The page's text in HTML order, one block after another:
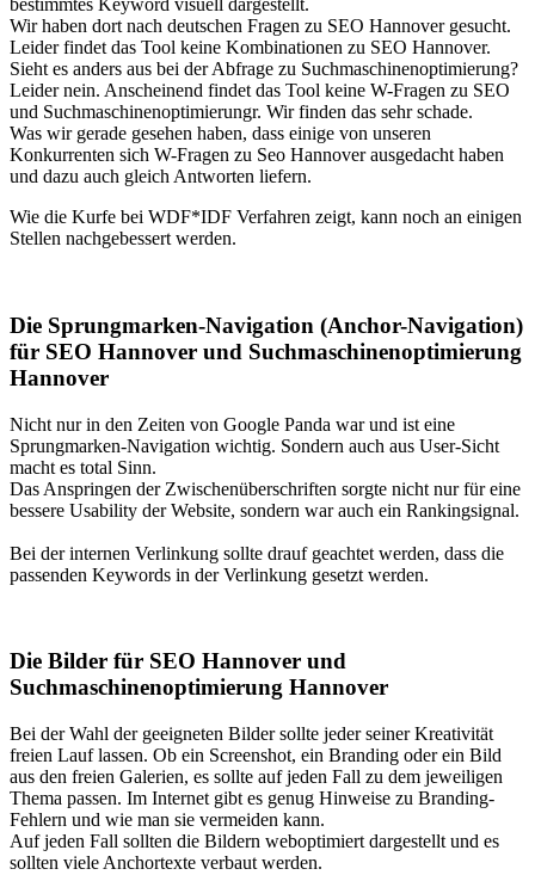
bestimmtes Keyword visuell dargestellt.
Wir haben dort nach deutschen Fragen zu SEO Hannover gesucht.
Leider findet das Tool keine Kombinationen zu SEO Hannover.
Sieht es anders aus bei der Abfrage zu Suchmaschinenoptimierung?
Leider nein. Anscheinend findet das Tool keine W-Fragen zu SEO
und Suchmaschinenoptimierungr. Wir finden das sehr schade.
Was wir gerade gesehen haben, dass einige von unseren
Konkurrenten sich W-Fragen zu Seo Hannover ausgedacht haben
und dazu auch gleich Antworten liefern.
Wie die Kurfe bei WDF*IDF Verfahren zeigt, kann noch an einigen
Stellen nachgebessert werden.
Die Sprungmarken-Navigation (Anchor-Navigation)
für SEO Hannover und Suchmaschinenoptimierung
Hannover
Nicht nur in den Zeiten von Google Panda war und ist eine
Sprungmarken-Navigation wichtig. Sondern auch aus User-Sicht
macht es total Sinn.
Das Anspringen der Zwischenüberschriften sorgte nicht nur für eine
bessere Usability der Website, sondern war auch ein Rankingsignal.
Bei der internen Verlinkung sollte drauf geachtet werden, dass die
passenden Keywords in der Verlinkung gesetzt werden.
Die Bilder für SEO Hannover und
Suchmaschinenoptimierung Hannover
Bei der Wahl der geeigneten Bilder sollte jeder seiner Kreativität
freien Lauf lassen. Ob ein Screenshot, ein Branding oder ein Bild
aus den freien Galerien, es sollte auf jeden Fall zu dem jeweiligen
Thema passen. Im Internet gibt es genug Hinweise zu Branding-
Fehlern und wie man sie vermeiden kann.
Auf jeden Fall sollten die Bildern weboptimiert dargestellt und es
sollten viele Anchortexte verbaut werden.